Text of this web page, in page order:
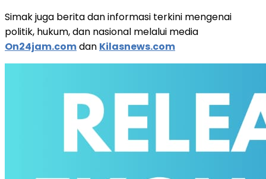
Simak juga berita dan informasi terkini mengenai
politik, hukum, dan nasional melalui media
On24jam.comdan Kilasnews.com